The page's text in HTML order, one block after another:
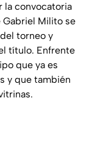
la convocatoria
Gabriel Milito se
torneo y
título. Enfrente
que ya es
y que también